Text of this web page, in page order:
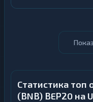
Статистика топ
(BNB) BEP20 на